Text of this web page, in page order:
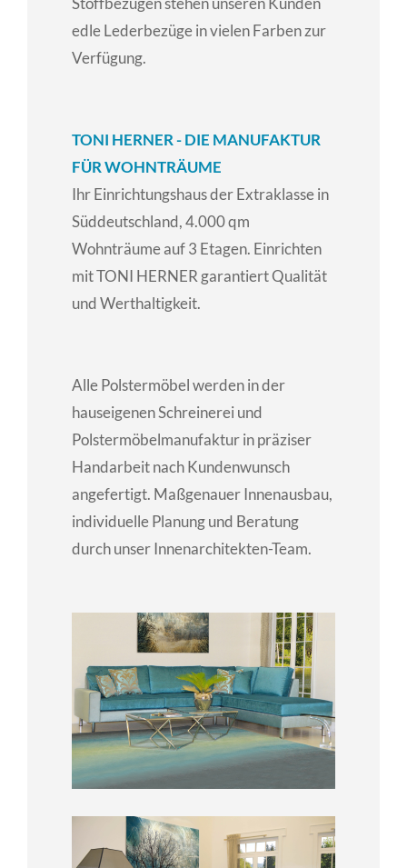
edle Lederbezüge in vielen Farben zur
Verfügung.
TONI HERNER - DIE MANUFAKTUR
FÜR WOHNTRÄUME
Ihr Einrichtungshaus der Extraklasse in
Süddeutschland, 4.000 qm
Wohnträume auf 3 Etagen. Einrichten
mit TONI HERNER garantiert Qualität
und Werthaltigkeit.
Alle Polstermöbel werden in der
hauseigenen Schreinerei und
Polstermöbelmanufaktur in präziser
Handarbeit nach Kundenwunsch
angefertigt. Maßgenauer Innenausbau,
individuelle Planung und Beratung
durch unser Innenarchitekten-Team.